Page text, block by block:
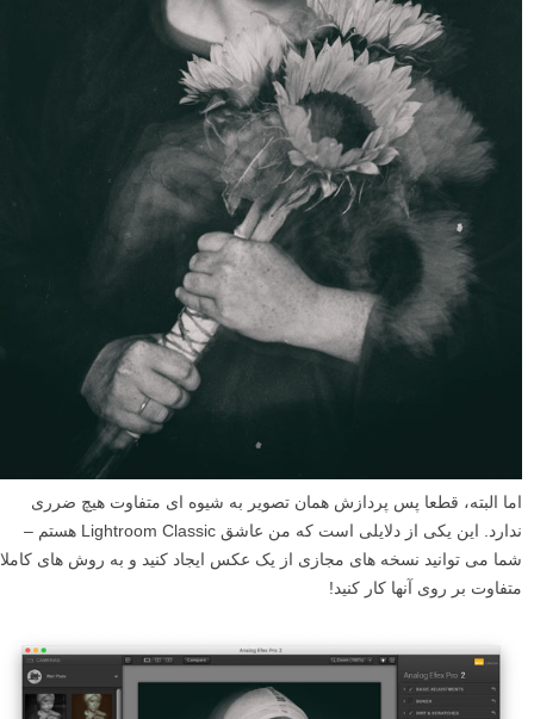
اما البته، قطعا پس پردازش همان تصویر به شیوه ای متفاوت هیچ ضرری
ندارد. این یکی از دلایلی است که من عاشق Lightroom Classic هستم –
شما می توانید نسخه های مجازی از یک عکس ایجاد کنید و به روش های کاملا
متفاوت بر روی آنها کار کنید!